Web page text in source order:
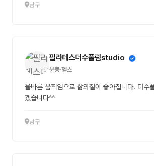
남구
필라테스더수풀림studio
운동·헬스
올바른 움직임으로 삶의질이 좋아집니다. 더수
겠습니다^^
남구